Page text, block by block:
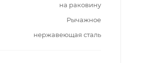
на раковину
Рычажное
нержавеющая сталь